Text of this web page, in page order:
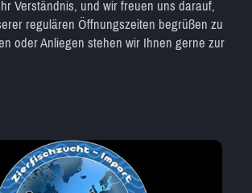
Verständnis, und wir freuen uns darauf,
regulären Öffnungszeiten begrüßen zu
oder Anliegen stehen wir Ihnen gerne zur